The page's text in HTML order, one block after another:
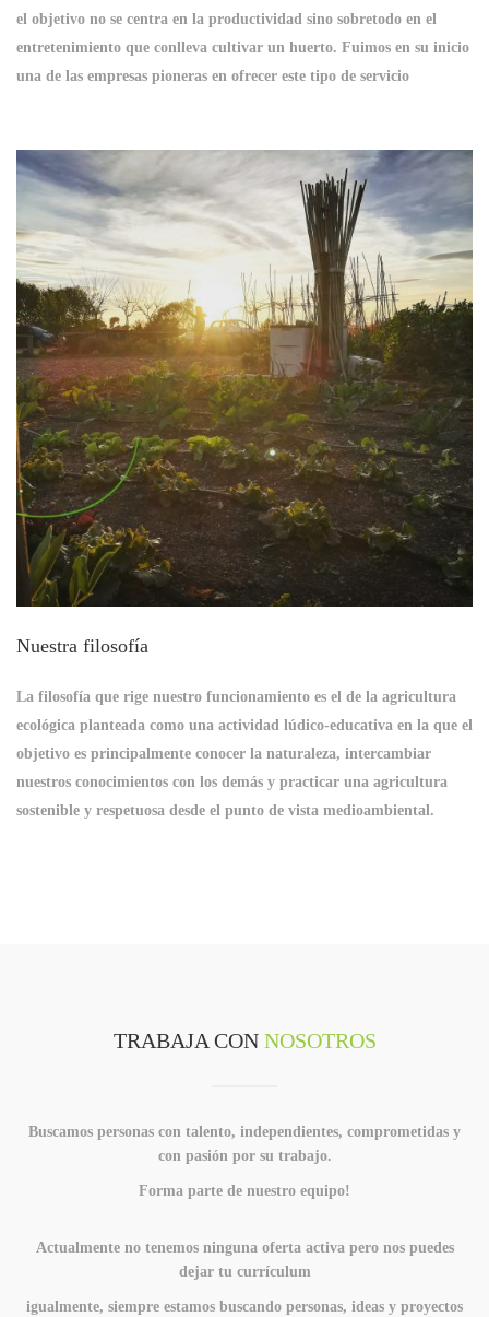
el objetivo no se centra en la productividad sino sobretodo en el
entretenimiento que conlleva cultivar un huerto. Fuimos en su inicio
una de las empresas pioneras en ofrecer este tipo de servicio
Nuestra filosofía
La filosofía que rige nuestro funcionamiento es el de la agricultura
ecológica planteada como una actividad lúdico-educativa en la que el
objetivo es principalmente conocer la naturaleza, intercambiar
nuestros conocimientos con los demás y practicar una agricultura
sostenible y respetuosa desde el punto de vista medioambiental.
TRABAJA CON NOSOTROS
Buscamos personas con talento, independientes, comprometidas y
con pasión por su trabajo.
Forma parte de nuestro equipo!
Actualmente no tenemos ninguna oferta activa pero nos puedes
dejar tu currículum
igualmente, siempre estamos buscando personas, ideas y proyectos